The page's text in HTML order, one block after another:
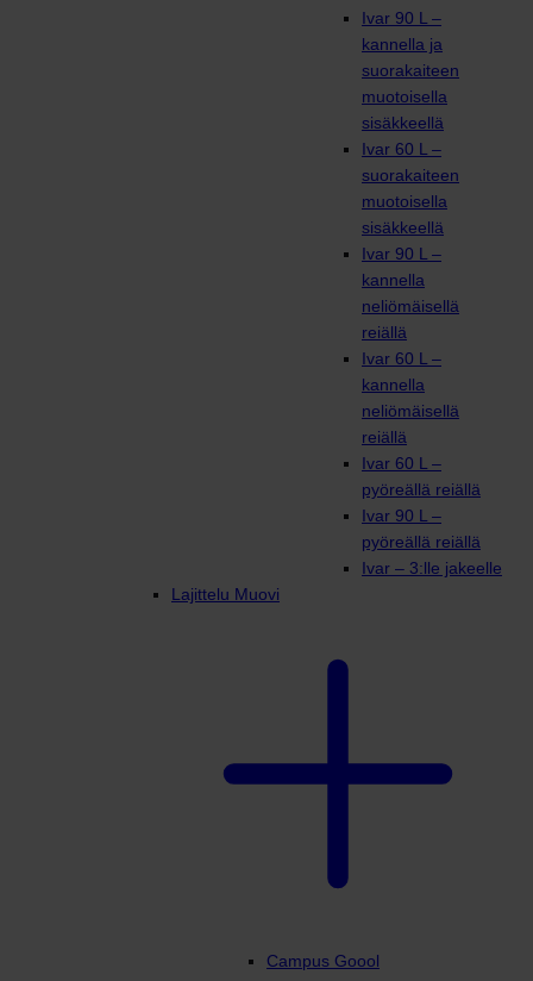
Ivar 90 L –
kannella ja
suorakaiteen
muotoisella
sisäkkeellä
Ivar 60 L –
suorakaiteen
muotoisella
sisäkkeellä
Ivar 90 L –
kannella
neliömäisellä
reiällä
Ivar 60 L –
kannella
neliömäisellä
reiällä
Ivar 60 L –
pyöreällä reiällä
Ivar 90 L –
pyöreällä reiällä
Ivar – 3:lle jakeelle
Lajittelu Muovi
Campus Goool